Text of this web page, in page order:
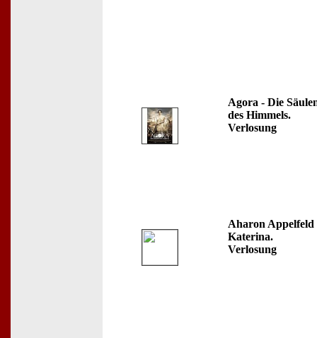
Agora - Die
des Himmels.
Verlosung
Aharon Appelfeld
Katerina.
Verlosung